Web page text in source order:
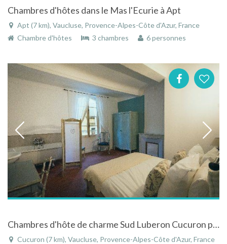
Chambres d'hôtes dans le Mas l'Ecurie à Apt
Apt (7 km), Vaucluse, Provence-Alpes-Côte d'Azur, France
Chambre d'hôtes
3 chambres 6 personnes
Chambres d'hôte de charme Sud Luberon Cucuron proche Lourmarin
Cucuron (7 km), Vaucluse, Provence-Alpes-Côte d'Azur, France